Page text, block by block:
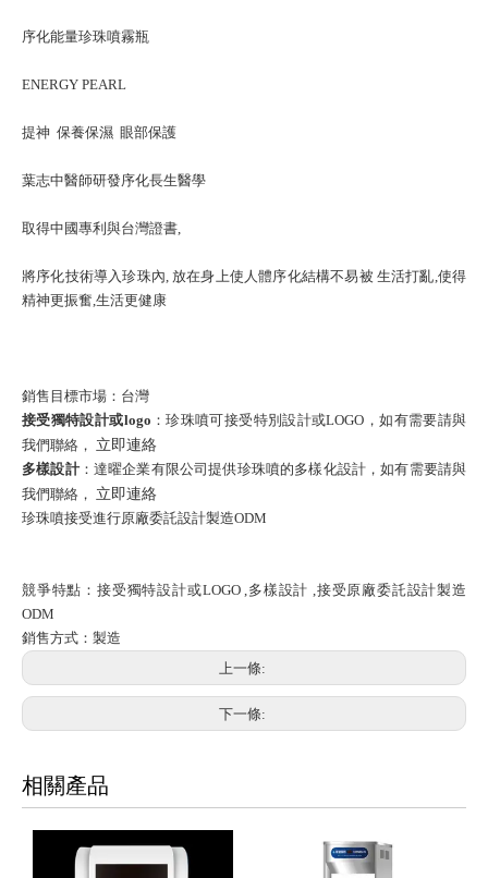
序化能量珍珠噴霧瓶
ENERGY PEARL
提神 保養保濕 眼部保護
葉志中醫師研發序化長生醫學
取得中國專利與台灣證書,
將序化技術導入珍珠內, 放在身上使人體序化結構不易被 生活打亂,使得
精神更振奮,生活更健康
銷售目標市場：台灣
接受獨特設計或logo ：珍珠噴可接受特別設計或LOGO，如有需要請與
我們聯絡， 立即連絡
多樣設計：達曜企業有限公司提供珍珠噴的多樣化設計，如有需要請與
我們聯絡， 立即連絡
珍珠噴接受進行原廠委託設計製造ODM
競爭特點：接受獨特設計或LOGO ,多樣設計 ,接受原廠委託設計製造
ODM
銷售方式：製造
上一條:
下一條:
相關產品